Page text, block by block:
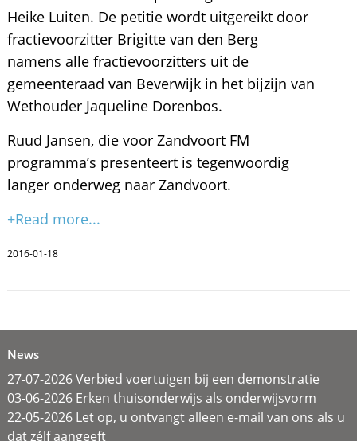
Heike Luiten. De petitie wordt uitgereikt door
fractievoorzitter Brigitte van den Berg
namens alle fractievoorzitters uit de
gemeenteraad van Beverwijk in het bijzijn van
Wethouder Jaqueline Dorenbos.
Ruud Jansen, die voor Zandvoort FM
programma’s presenteert is tegenwoordig
langer onderweg naar Zandvoort.
+Read more...
2016-01-18
News
27-07-2026 Verbied voertuigen bij een demonstratie
03-06-2026 Erken thuisonderwijs als onderwijsvorm
22-05-2026 Let op, u ontvangt alleen e-mail van ons als u
dat zélf aangeeft